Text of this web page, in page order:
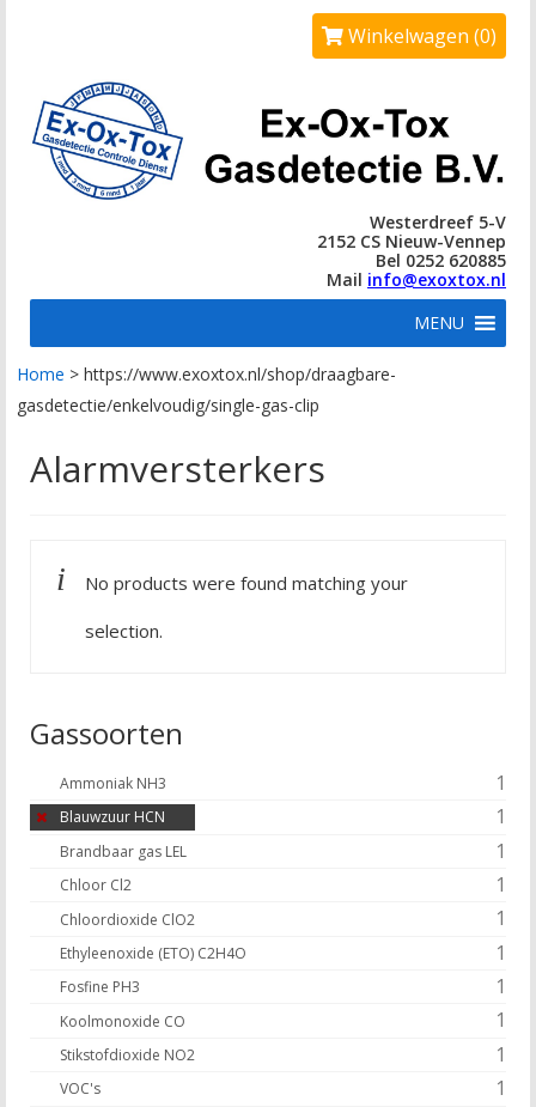
Winkelwagen (0)
Westerdreef 5-V
2152 CS Nieuw-Vennep
Bel 0252 620885
Mail info@exoxtox.nl
MENU
Home > https://www.exoxtox.nl/shop/draagbare-
gasdetectie/enkelvoudig/single-gas-clip
Alarmversterkers
No products were found matching your
selection.
Gassoorten
Ammoniak NH3 1
Blauwzuur HCN 1
Brandbaar gas LEL 1
Chloor Cl2 1
Chloordioxide ClO2 1
Ethyleenoxide (ETO) C2H4O 1
Fosfine PH3 1
Koolmonoxide CO 1
Stikstofdioxide NO2 1
VOC's 1